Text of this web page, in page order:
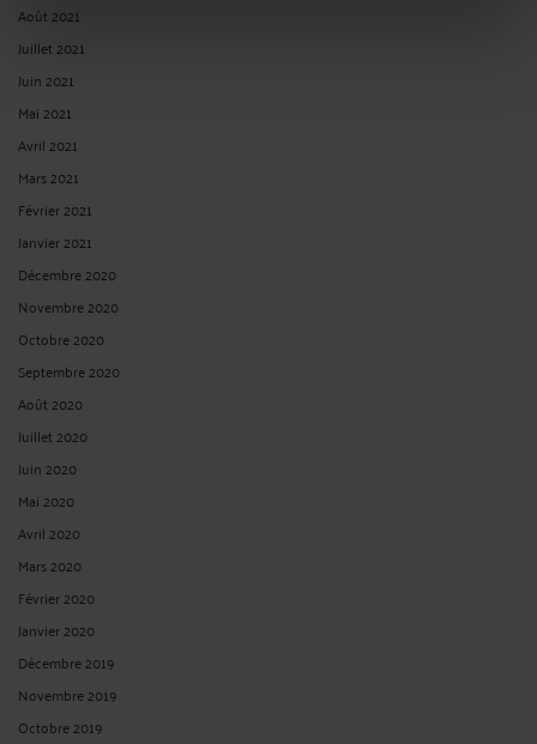
Août 2021
Juillet 2021
Juin 2021
Mai 2021
Avril 2021
Mars 2021
Février 2021
Janvier 2021
Décembre 2020
Novembre 2020
Octobre 2020
Septembre 2020
Août 2020
Juillet 2020
Juin 2020
Mai 2020
Avril 2020
Mars 2020
Février 2020
Janvier 2020
Décembre 2019
Novembre 2019
Octobre 2019